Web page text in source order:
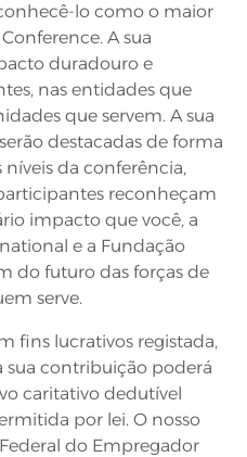
lo como o maior
A sua
duradouro e
nas entidades que
que servem. A sua
destacadas de forma
da conferência,
reconheçam
impacto que você, a
e a Fundação
do futuro das forças de
serve.
fins lucrativos registada,
sua contribuição poderá
caritativo dedutível
por lei. O nosso
do Empregador